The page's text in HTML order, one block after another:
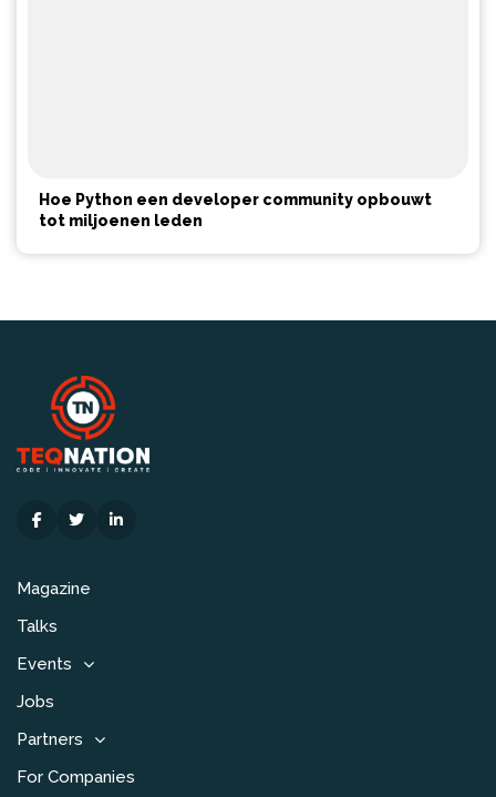
Hoe Python een developer community opbouwt
tot miljoenen leden
Magazine
Talks
Events
Jobs
Partners
For Companies